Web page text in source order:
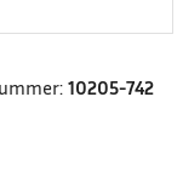
10205-742